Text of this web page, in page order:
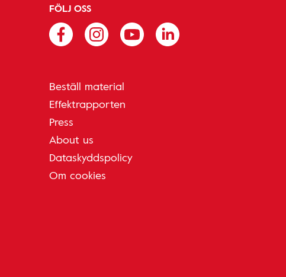
FÖLJ OSS
Beställ material
Effektrapporten
Press
About us
Dataskyddspolicy
Om cookies